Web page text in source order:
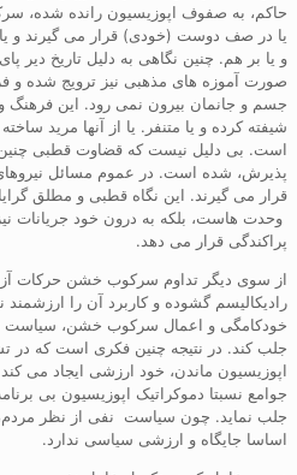
حاکم، به صفوف اپوزیسیون رانده شده،
یا در صف دوست (خودی) قرار می گیرند و یا
و یا بر هم. چنین نگاهی به دلیل تاریخ دیر
صورت آموزه های مذهبی نیز ترویج شده و
جسم و جانمان بیرون نمی رود. این فرهنگ و
شیفته کرده و یا متنفر. یا از آنها مرید
است. بی دلیل نیست که قضاوت قطبی چنین
پذیرش، شده است. در عموم مسائل
قرار می گیرند. این نگاه قطبی و مطلق
وحدت هاست، بلکه به درون خود جریانات
پراکندگی قرار می دهد.
از سوی دیگر تداوم سرکوب خشن حرکات
رادیکالیسم گشوده و کاربرد آن را ارزشمند
خودکامگی و اعمال سرکوب خشن، سیاست
جلب کند. در نتیجه چنین فکری است که در
اپوزیسیون ماندن، خود ارزشی ایجاد می
جوامع نسبتا دموکراتیک اپوزیسیون بی
جلب نماید. چون سیاست نفی از نظر
اساسا جایگاه و ارزشی سیاسی ندارد.